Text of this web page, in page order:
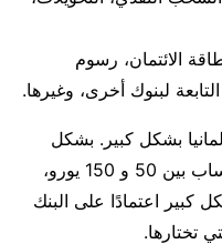
الائتمان، رسوم
لبنوك أخرى، وغيرها.
بشكل كبير. بشكل
عام، قد تتراوح التكلفة السنوية للحساب بين 50 و 150 يورو،
كبير اعتمادًا على البنك
تختارها.